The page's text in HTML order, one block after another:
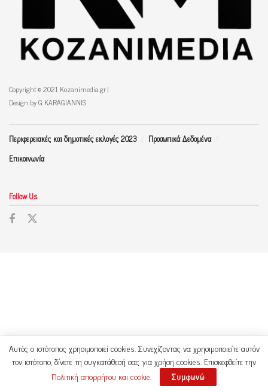
Copyright © 2021 Kozanimedia.gr |
Design by G KARAGIANNIS
Περιφερειακές και δημοτικές εκλογές 2023
Προσωπικά Δεδομένα
Επικοινωνία
Follow Us
Αυτός ο ιστότοπος χρησιμοποιεί cookies. Συνεχίζοντας να χρησιμοποιείτε αυτόν
τον ιστότοπο, δίνετε τη συγκατάθεσή σας για χρήση cookies. Επισκεφθείτε την
Πολιτική απορρήτου και cookie. Συμφωνώ